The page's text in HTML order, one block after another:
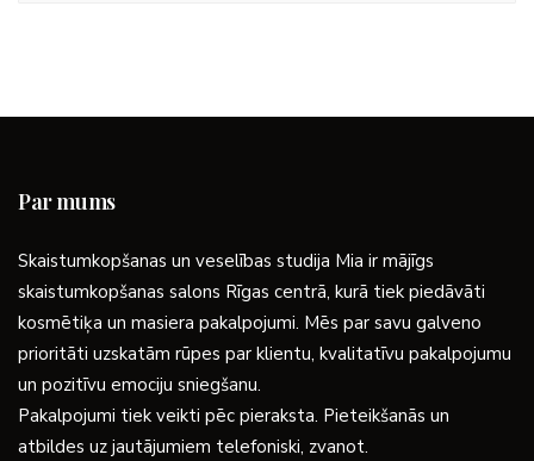
Par mums
Skaistumkopšanas un veselības studija Mia ir mājīgs
skaistumkopšanas salons Rīgas centrā, kurā tiek piedāvāti
kosmētiķa un masiera pakalpojumi. Mēs par savu galveno
prioritāti uzskatām rūpes par klientu, kvalitatīvu pakalpojumu
un pozitīvu emociju sniegšanu.
Pakalpojumi tiek veikti pēc pieraksta. Pieteikšanās un
atbildes uz jautājumiem telefoniski, zvanot.